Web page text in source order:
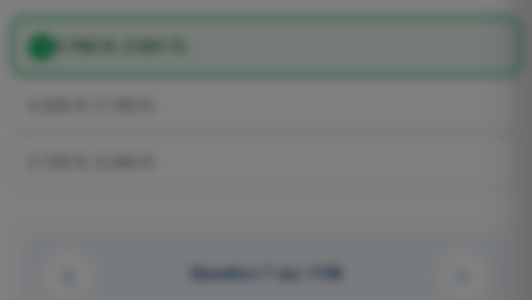
3 700 ft; 2 631 ft.
Question 7 sur 1106